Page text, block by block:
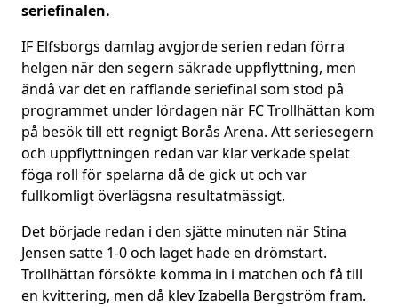
seriefinalen.
IF Elfsborgs damlag avgjorde serien redan förra
helgen när den segern säkrade uppflyttning, men
ändå var det en rafflande seriefinal som stod på
programmet under lördagen när FC Trollhättan kom
på besök till ett regnigt Borås Arena. Att seriesegern
och uppflyttningen redan var klar verkade spelat
föga roll för spelarna då de gick ut och var
fullkomligt överlägsna resultatmässigt.
Det började redan i den sjätte minuten när Stina
Jensen satte 1-0 och laget hade en drömstart.
Trollhättan försökte komma in i matchen och få till
en kvittering, men då klev Izabella Bergström fram.